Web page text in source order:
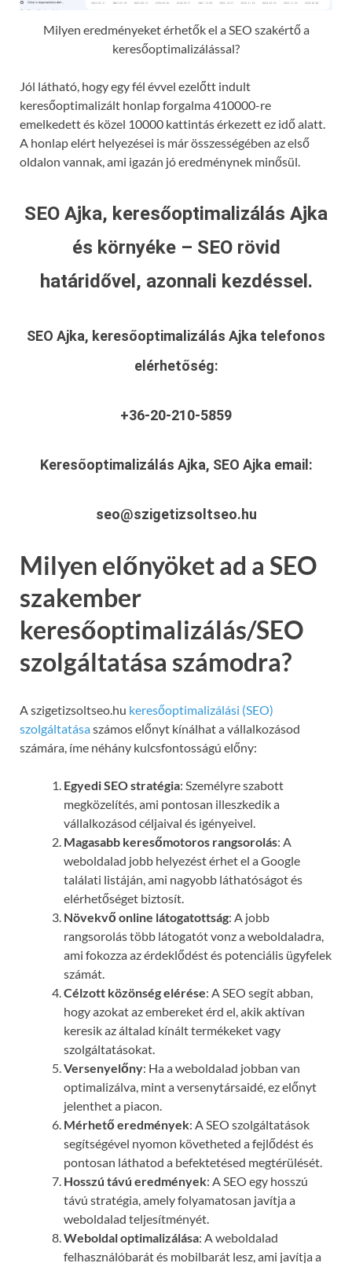
Milyen eredményeket érhetők el a SEO szakértő a
keresőoptimalizálással?
Jól látható, hogy egy fél évvel ezelőtt indult
keresőoptimalizált honlap forgalma 410000-re
emelkedett és közel 10000 kattintás érkezett ez idő alatt.
A honlap elért helyezései is már összességében az első
oldalon vannak, ami igazán jó eredménynek minősül.
SEO Ajka, keresőoptimalizálás Ajka
és környéke – SEO rövid
határidővel, azonnali kezdéssel.
SEO Ajka, keresőoptimalizálás Ajka telefonos
elérhetőség:
+36-20-210-5859
Keresőoptimalizálás Ajka, SEO Ajka email:
seo@szigetizsoltseo.hu
Milyen előnyöket ad a SEO
szakember
keresőoptimalizálás/SEO
szolgáltatása számodra?
A szigetizsoltseo.hu keresőoptimalizálási (SEO)
szolgáltatásaszámos előnyt kínálhat a vállalkozásod
számára, íme néhány kulcsfontosságú előny:
Egyedi SEO stratégia: Személyre szabott
megközelítés, ami pontosan illeszkedik a
vállalkozásod céljaival és igényeivel.
Magasabb keresőmotoros rangsorolás: A
weboldalad jobb helyezést érhet el a Google
találati listáján, ami nagyobb láthatóságot és
elérhetőséget biztosít.
Növekvő online látogatottság: A jobb
rangsorolás több látogatót vonz a weboldaladra,
ami fokozza az érdeklődést és potenciális ügyfelek
számát.
Célzott közönség elérése: A SEO segít abban,
hogy azokat az embereket érd el, akik aktívan
keresik az általad kínált termékeket vagy
szolgáltatásokat.
Versenyelőny: Ha a weboldalad jobban van
optimalizálva, mint a versenytársaidé, ez előnyt
jelenthet a piacon.
Mérhető eredmények: A SEO szolgáltatások
segítségével nyomon követheted a fejlődést és
pontosan láthatod a befektetésed megtérülését.
Hosszú távú eredmények: A SEO egy hosszú
távú stratégia, amely folyamatosan javítja a
weboldalad teljesítményét.
Weboldal optimalizálása: A weboldalad
felhasználóbarát és mobilbarát lesz, ami javítja a